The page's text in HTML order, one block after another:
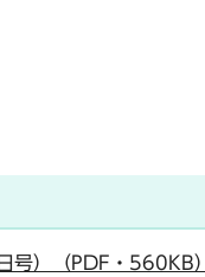
号）（PDF・560KB）